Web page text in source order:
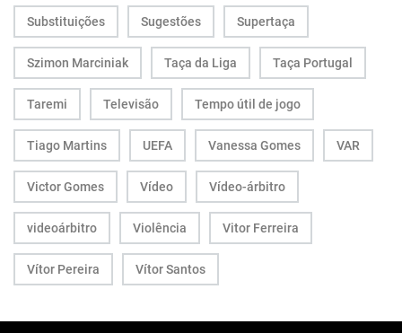
Substituições Sugestões Supertaça
Szimon Marciniak Taça da Liga Taça Portugal
Taremi Televisão Tempo útil de jogo
Tiago Martins UEFA Vanessa Gomes VAR
Victor Gomes Vídeo Vídeo-árbitro
videoárbitro Violência Vitor Ferreira
Vítor Pereira Vítor Santos